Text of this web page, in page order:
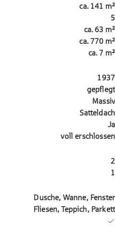
ca. 141 m²
5
ca. 63 m²
ca.770 m²
ca.7 m²
1937
gepflegt
Massiv
Satteldach
Ja
voll erschlossen
2
1
Dusche, Wanne, Fenster
Fliesen, Teppich, Parkett